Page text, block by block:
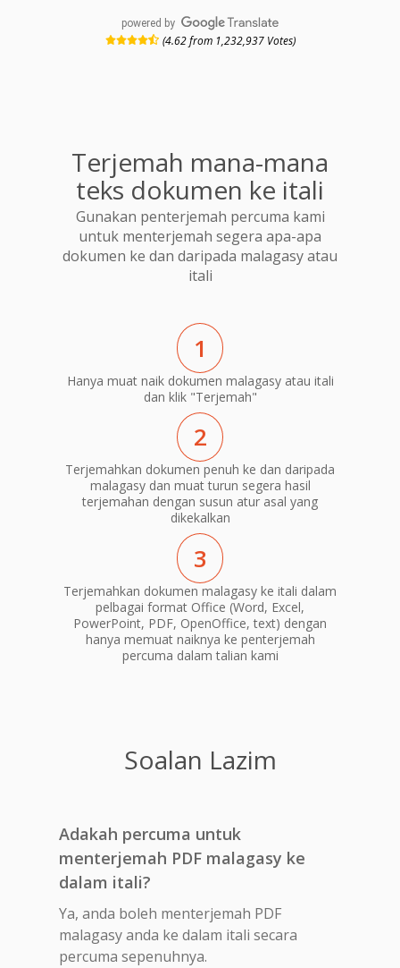
powered by
(4.62 from 1,232,937 Votes)
Terjemah mana-mana
teks dokumen ke itali
Gunakan penterjemah percuma kami
untuk menterjemah segera apa-apa
dokumen ke dan daripada malagasy atau
itali
1
Hanya muat naik dokumen malagasy atau itali
dan klik "Terjemah"
2
Terjemahkan dokumen penuh ke dan daripada
malagasy dan muat turun segera hasil
terjemahan dengan susun atur asal yang
dikekalkan
3
Terjemahkan dokumen malagasy ke itali dalam
pelbagai format Office (Word, Excel,
PowerPoint, PDF, OpenOffice, text) dengan
hanya memuat naiknya ke penterjemah
percuma dalam talian kami
Soalan Lazim
Adakah percuma untuk
menterjemah PDF malagasy ke
dalam itali?
Ya, anda boleh menterjemah PDF
malagasy anda ke dalam itali secara
percuma sepenuhnya.